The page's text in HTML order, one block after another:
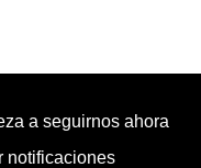
a seguirnos ahora
notificaciones